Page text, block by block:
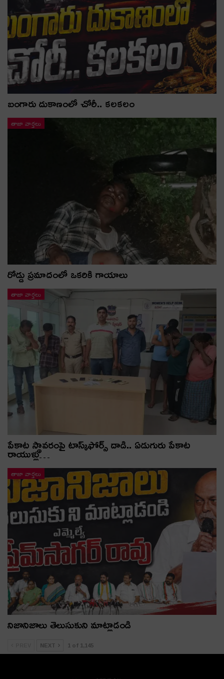
బంగారు దుకాణంలో చోరీ.. కలకలం
తాజా వార్తలు
రోడ్డు ప్రమాదంలో ఒకరికి గాయాలు
తాజా వార్తలు
పేకాట స్థావరంపై టాస్క్‌ఫోర్స్ దాడి.. ఏడుగురు పేకాట
రాయుళ్లు…
తాజా వార్తలు
నిజానిజాలు తెలుసుకుని మాట్లాడండి
NEXT 1 of 1,145